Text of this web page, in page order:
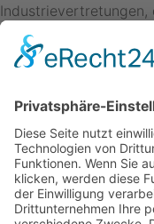
und einen guten
Außerdem hat er